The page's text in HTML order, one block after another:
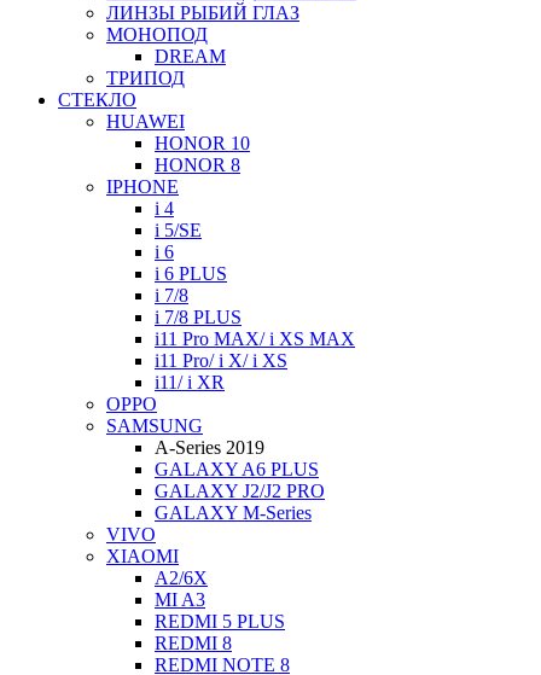
ЛИНЗЫ РЫБИЙ ГЛАЗ
МОНОПОД
DREAM
ТРИПОД
СТЕКЛО
HUAWEI
HONOR 10
HONOR 8
IPHONE
i 4
i 5/SE
i 6
i 6 PLUS
i 7/8
i 7/8 PLUS
i11 Pro MAX/ i XS MAX
i11 Pro/ i X/ i XS
i11/ i XR
OPPO
SAMSUNG
A-Series 2019
GALAXY A6 PLUS
GALAXY J2/J2 PRO
GALAXY M-Series
VIVO
XIAOMI
A2/6X
MI A3
REDMI 5 PLUS
REDMI 8
REDMI NOTE 8